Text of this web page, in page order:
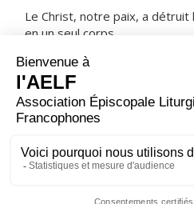
Le Christ, notre paix, a détruit
en un seul corps,
ORAISON
Réveille en ton Église,
fut rempli l’évêque saint
fortifiés par le même esprit,
livrer notre vie pour nos frères.